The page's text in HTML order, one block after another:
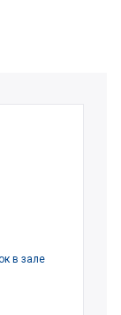
в зале